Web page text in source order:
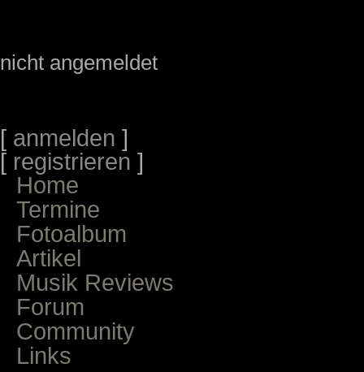
nicht angemeldet
[ anmelden ]
[ registrieren ]
Home
Termine
Fotoalbum
Artikel
Musik Reviews
Forum
Community
Links